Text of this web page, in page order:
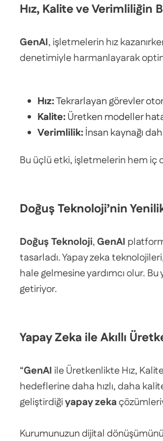
Hız, Kalite ve Verimliliğin
GenAI, işletmelerin hız
denetimiyle harmanlayarak
Hız:Tekrarlayan görevler
Kalite:Üretken modeller hata
Verimlilik:İnsan kaynağı
Bu üçlü etki, işletmelerin hem iç
Doğuş Teknoloji’nin
Doğuş Teknoloji,GenAI
tasarladı. Yapay zeka
hale gelmesine yardımcı olur.
getiriyor.
Yapay Zeka ile Akıllı
“GenAI ile Üretkenlikte Hız,
hedeflerine daha hızlı, daha
geliştirdiğiyapay zeka
Kurumunuzun dijital